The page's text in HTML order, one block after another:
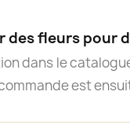
fleurs pour
dans le
est